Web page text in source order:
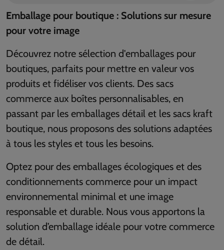
Emballage pour boutique : Solutions sur mesure
pour votre image
Découvrez notre sélection d'emballages pour
boutiques, parfaits pour mettre en valeur vos
produits et fidéliser vos clients. Des sacs
commerce aux boîtes personnalisables, en
passant par les emballages détail et les sacs kraft
boutique, nous proposons des solutions adaptées
à tous les styles et tous les besoins.
Optez pour des emballages écologiques et des
conditionnements commerce pour un impact
environnemental minimal et une image
responsable et durable. Nous vous apportons la
solution d’emballage idéale pour votre commerce
de détail.